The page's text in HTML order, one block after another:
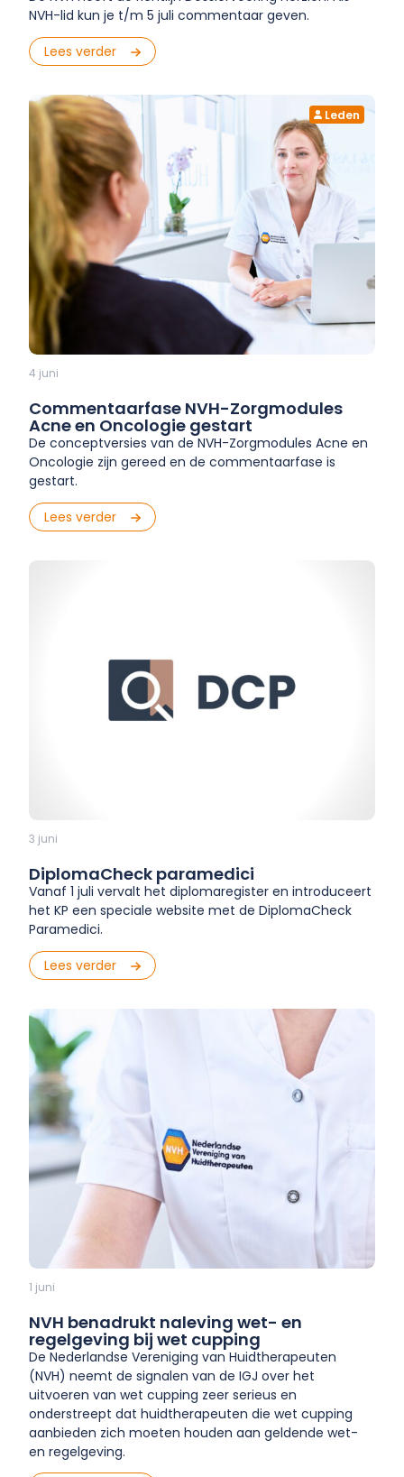
NVH-lid kun je t/m 5 juli commentaar geven.
Lees verder
Leden
4 juni
Commentaarfase NVH-Zorgmodules
Acne en Oncologie gestart
De conceptversies van de NVH-Zorgmodules Acne en
Oncologie zijn gereed en de commentaarfase is
gestart.
Lees verder
3 juni
DiplomaCheck paramedici
Vanaf 1 juli vervalt het diplomaregister en introduceert
het KP een speciale website met de DiplomaCheck
Paramedici.
Lees verder
1 juni
NVH benadrukt naleving wet- en
regelgeving bij wet cupping
De Nederlandse Vereniging van Huidtherapeuten
(NVH) neemt de signalen van de IGJ over het
uitvoeren van wet cupping zeer serieus en
onderstreept dat huidtherapeuten die wet cupping
aanbieden zich moeten houden aan geldende wet-
en regelgeving.